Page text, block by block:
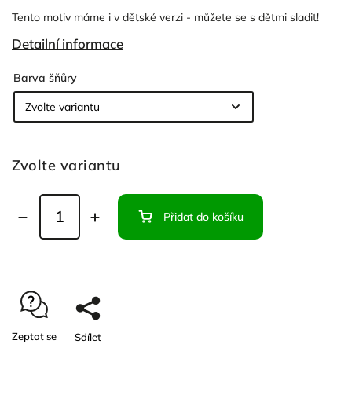
Tento motiv máme i v dětské verzi - můžete se s dětmi sladit!
Detailní informace
Barva šňůry
Zvolte variantu
Přidat do košíku
Zeptat se Sdílet